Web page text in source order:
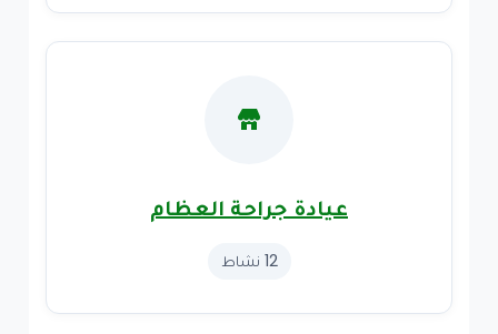
عيادة جراحة العظام
12 نشاط